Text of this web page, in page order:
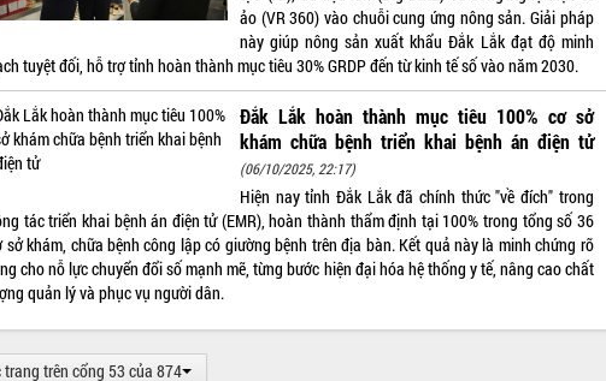
ảo (VR 360) vào chuỗi cung ứng nông sản. Giải pháp
này giúp nông sản xuất khẩu Đắk Lắk đạt độ minh
tuyệt đối, hỗ trợ tỉnh hoàn thành mục tiêu 30% GRDP đến từ kinh tế số vào năm 2030.
Đắk Lắk hoàn thành mục tiêu 100% cơ sở
khám chữa bệnh triển khai bệnh án điện tử
(06/10/2025, 22:17)
Hiện nay tỉnh Đắk Lắk đã chính thức "về đích" trong
tác triển khai bệnh án điện tử (EMR), hoàn thành thẩm định tại 100% trong tổng số 36
sở khám, chữa bệnh công lập có giường bệnh trên địa bàn. Kết quả này là minh chứng rõ
cho nỗ lực chuyển đổi số mạnh mẽ, từng bước hiện đại hóa hệ thống y tế, nâng cao chất
quản lý và phục vụ người dân.
trang trên cổng 53 của 874